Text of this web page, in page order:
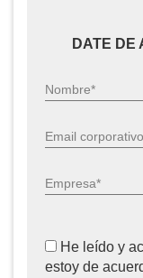
DATE DE
Nombre*
Email
Empresa*
He leído y
estoy de